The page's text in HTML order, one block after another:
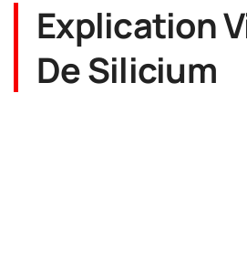
Explication
De Silicium